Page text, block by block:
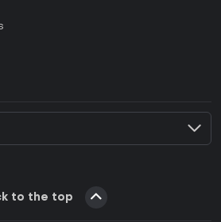
de Epic Games?
de GOG?
de Ubisoft Connect?
to the top